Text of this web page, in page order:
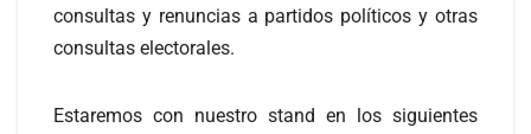
consultas y renuncias a partidos políticos y otras
consultas electorales.
Estaremos con nuestro stand en los siguientes